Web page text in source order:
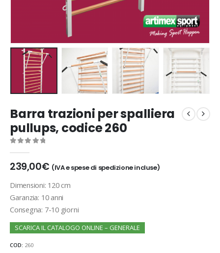
Barra trazioni per spalliera
pullups, codice 260
239,00€ (IVA e spese di spedizione incluse)
Dimensioni: 120 cm
Garanzia: 10 anni
Consegna: 7-10 giorni
SCARICA IL CATALOGO ONLINE – GENERALE
COD: 260